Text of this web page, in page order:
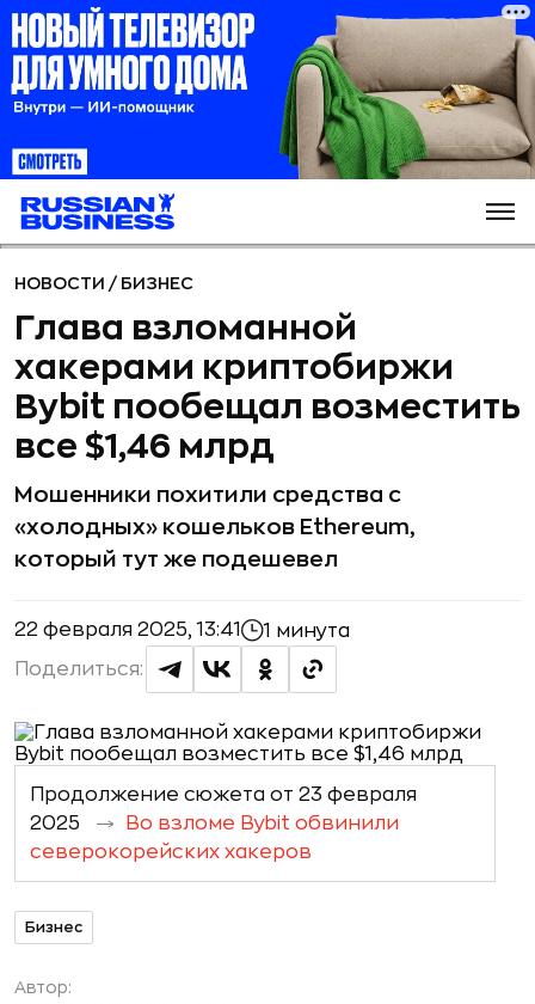
НОВОСТИ / БИЗНЕС
Глава взломанной
хакерами криптобиржи
Bybit пообещал возместить
все $1,46 млрд
Мошенники похитили средства с
«холодных» кошельков Ethereum,
который тут же подешевел
22 февраля 2025, 13:41 1 минута
Поделиться:
Продолжение сюжета от 23 февраля
2025
Во взломе Bybit обвинили
северокорейских хакеров
Бизнес
Автор: